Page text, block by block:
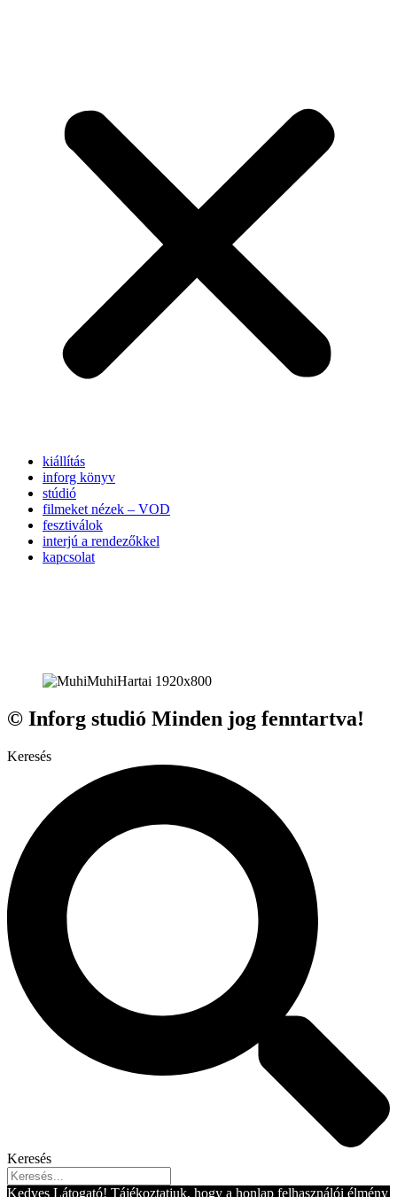
kiállítás
inforg könyv
stúdió
filmeket nézek – VOD
fesztiválok
interjú a rendezőkkel
kapcsolat
© Inforg studió Minden jog fenntartva!
Keresés
Keresés
Kedves Látogató! Tájékoztatjuk, hogy a honlap felhasználói élmény